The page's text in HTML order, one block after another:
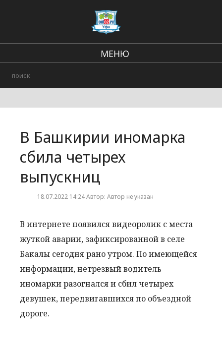
МЕНЮ
Городские события
В Башкирии иномарка
сбила четырех
выпускниц
18.07.2022 14:24 Автор: Автор не указан
В интернете появился видеоролик с места
жуткой аварии, зафиксированной в селе
Бакалы сегодня рано утром. По имеющейся
информации, нетрезвый водитель
иномарки разогнался и сбил четырех
девушек, передвигавшихся по объездной
дороге.